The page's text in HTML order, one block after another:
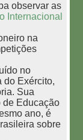
observar as
Internacional
na
no
do Exército,
Sua
de Educação
ano, é
sobre